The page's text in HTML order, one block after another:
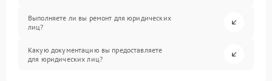
Выполняете ли вы ремонт для юридических
лиц?
Какую документацию вы предоставляете
для юридических лиц?